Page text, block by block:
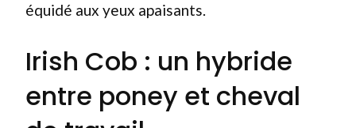
équidé aux yeux apaisants.
Irish Cob : un hybride
entre poney et cheval